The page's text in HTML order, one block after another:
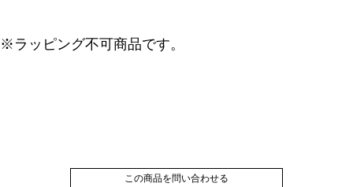
※ラッピング不可商品です。
この商品を問い合わせる